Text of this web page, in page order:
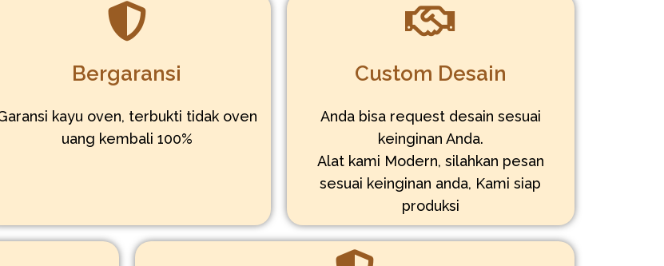
Bergaransi
kayu oven, terbukti tidak oven
uang kembali 100%
Custom Desain
Anda bisa request desain sesuai
keinginan Anda.
Alat kami Modern, silahkan pesan
sesuai keinginan anda, Kami siap
produksi